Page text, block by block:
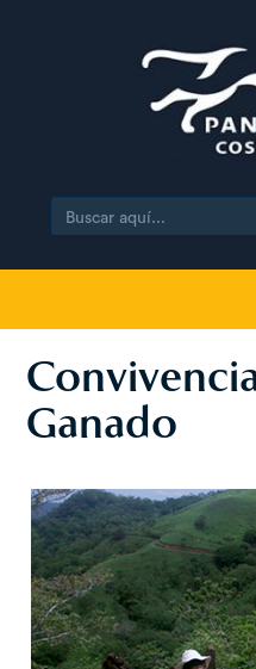
Search
Ganado